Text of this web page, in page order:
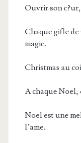
Ouvrir son c?ur,
Chaque gifle
magie.
Christmas au
A chaque Noel,
Noel est une
l’ame.